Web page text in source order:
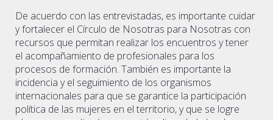
De acuerdo con las entrevistadas, es importante cuidar
y fortalecer el Círculo de Nosotras para Nosotras con
recursos que permitan realizar los encuentros y tener
el acompañamiento de profesionales para los
procesos de formación. También es importante la
incidencia y el seguimiento de los organismos
internacionales para que se garantice la participación
política de las mujeres en el territorio, y que se logre